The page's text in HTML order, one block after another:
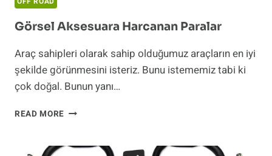
Görsel Aksesuara Harcanan Paralar
Araç sahipleri olarak sahip olduğumuz araçların en iyi
şekilde görünmesini isteriz. Bunu istememiz tabi ki
çok doğal. Bunun yanı…
READ MORE GÖRSEL
PARALAR